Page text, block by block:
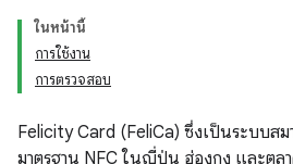
ในหน้านี้
การใช้งาน
การตรวจสอบ
Felicity Card (FeliCa) ซึ่งเป็นระบบสม
มาตรฐาน NFC ในญี่ปุ่น ฮ่องกง และตล